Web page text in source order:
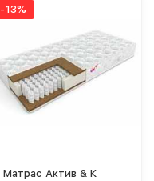
-13%
Матрас Актив & К